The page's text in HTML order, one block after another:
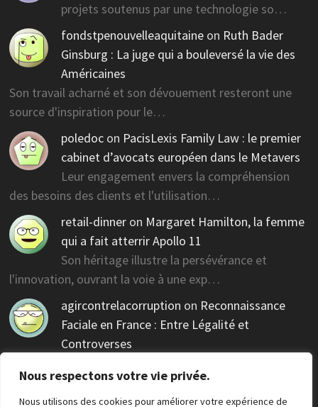
Nous respectons votre vie privée.
Nous utilisons des cookies pour améliorer votre expérience de
projets soutenus par une technologie so…
fondstpenouvelleaquitaine on Ruth Bader
Ginsburg : La juge qui a bouleversé la vie des
Américaines
Son travail acharné et son dévouement resteront une
source d'inspiration pour le…
poledoc on PacisLexis Family Law : le premier
cabinet d’avocats européen dans le Metavers
Leur engagement envers la compréhension
des besoins des clients et l'utilisation…
retail-dinner on Margaret Hamilton, la femme
qui a fait atterrir Apollo 11
Son héritage illustre la persévérance et
l'innovation, ouvrant la voie à une exp…
agircontrelacorruption on Reconnaissance
Faciale en France : Entre Légalité et
Controverses
guider cette technologie contr…